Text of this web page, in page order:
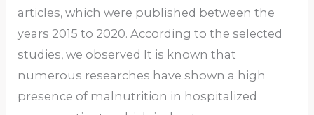
articles, which were published between the
years 2015 to 2020. According to the selected
studies, we observed It is known that
numerous researches have shown a high
presence of malnutrition in hospitalized